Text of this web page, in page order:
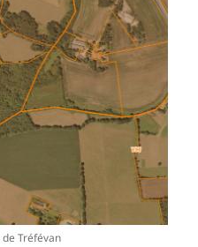
Tréfévan